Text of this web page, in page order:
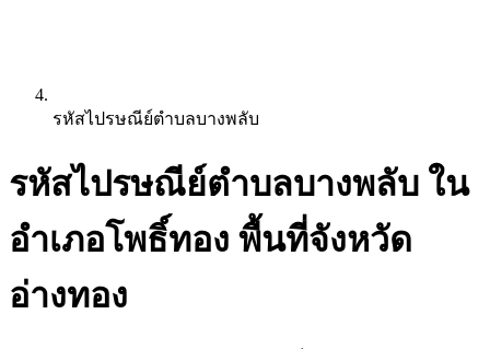
รหัสไปรษณีย์ตำบลบางพลับ
รหัสไปรษณีย์ตำบลบางพลับ ใน
อำเภอโพธิ์ทอง พื้นที่จังหวัด
อ่างทอง